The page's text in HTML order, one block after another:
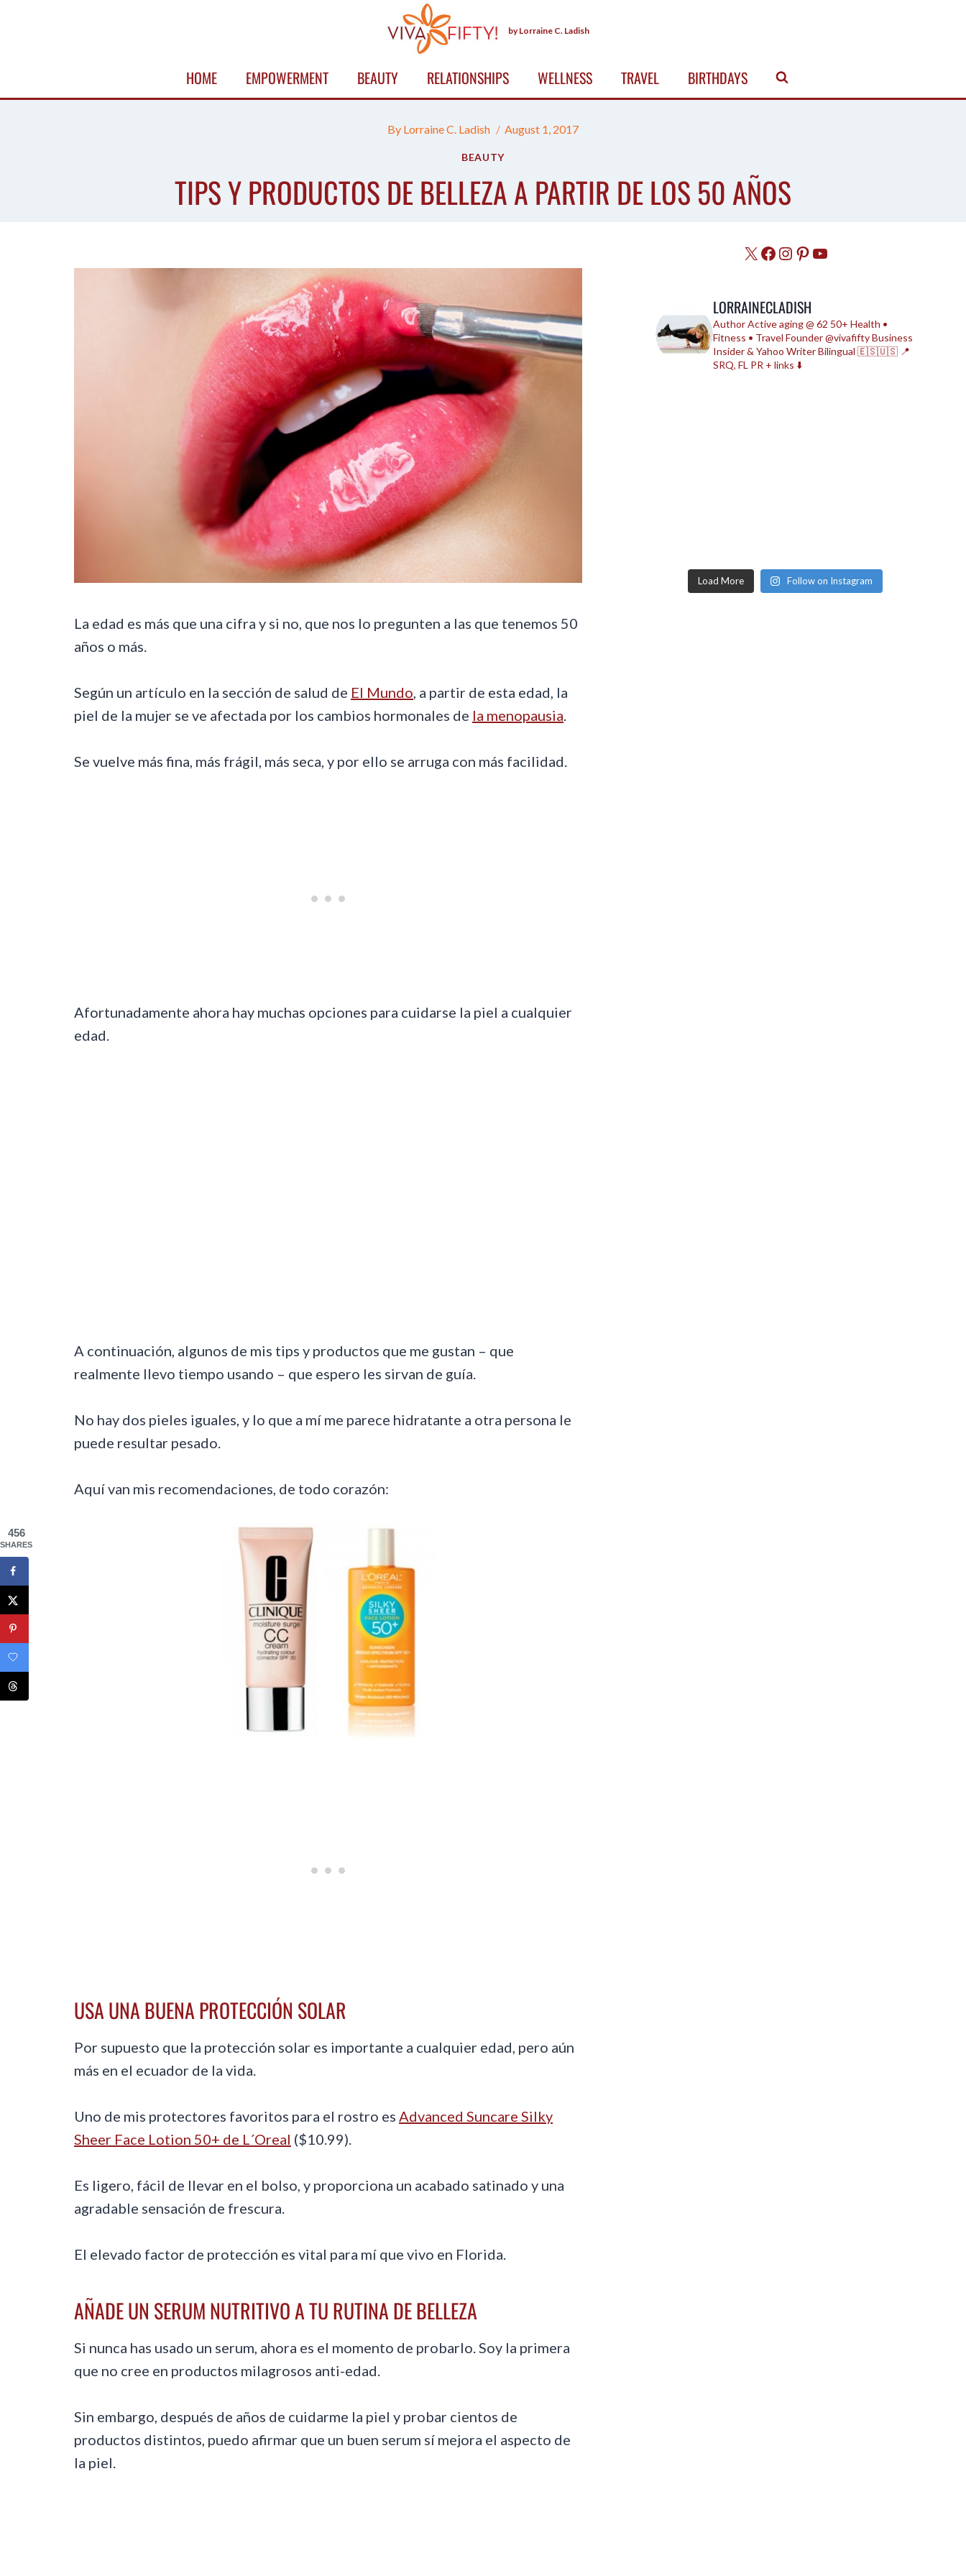
by Lorraine C. Ladish
HOME EMPOWERMENT BEAUTY RELATIONSHIPS WELLNESS TRAVEL BIRTHDAYS
By Lorraine C. Ladish August 1, 2017
BEAUTY
TIPS Y PRODUCTOS DE BELLEZA A PARTIR DE LOS 50 AÑOS
La edad es más que una cifra y si no, que nos lo pregunten a las que tenemos 50
años o más.
Según un artículo en la sección de salud de El Mundo, a partir de esta edad, la
piel de la mujer se ve afectada por los cambios hormonales de la menopausia.
Se vuelve más fina, más frágil, más seca, y por ello se arruga con más facilidad.
Afortunadamente ahora hay muchas opciones para cuidarse la piel a cualquier
edad.
A continuación, algunos de mis tips y productos que me gustan – que
realmente llevo tiempo usando – que espero les sirvan de guía.
No hay dos pieles iguales, y lo que a mí me parece hidratante a otra persona le
puede resultar pesado.
Aquí van mis recomendaciones, de todo corazón:
USA UNA BUENA PROTECCIÓN SOLAR
Por supuesto que la protección solar es importante a cualquier edad, pero aún
más en el ecuador de la vida.
Uno de mis protectores favoritos para el rostro es Advanced Suncare Silky
Sheer Face Lotion 50+ de L´Oreal ($10.99).
Es ligero, fácil de llevar en el bolso, y proporciona un acabado satinado y una
agradable sensación de frescura.
El elevado factor de protección es vital para mí que vivo en Florida.
AÑADE UN SERUM NUTRITIVO A TU RUTINA DE BELLEZA
Si nunca has usado un serum, ahora es el momento de probarlo. Soy la primera
que no cree en productos milagrosos anti-edad.
Sin embargo, después de años de cuidarme la piel y probar cientos de
productos distintos, puedo afirmar que un buen serum sí mejora el aspecto de
la piel.
X Facebook
Instagram
Pinterest
YouTube
LORRAINECLADISH
AuthorActive aging @ 62 50+ Health •
Fitness • TravelFounder @vivafiftyBusiness
Insider & Yahoo WriterBilingual 🇪🇸🇺🇸 📍
SRQ, FL PR + links ⬇️
Load More Follow on Instagram
456
SHARES